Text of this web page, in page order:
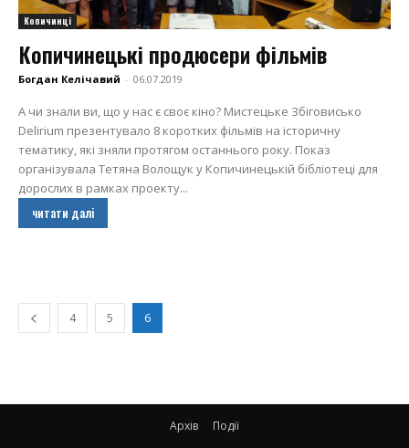
Копичинці
Копичинецькі продюсери фільмів
Богдан Келічавий - 06.07.2019
А чи знали ви, що у нас є своє кіно? Мистецьке Збіговисько
Delirium презентувало 8 коротких фільмів на історичну
тематику, які зняли протягом останнього року. Показ
організувала Тетяна Волощук у Копичинецькій бібліотеці для
дорослих в рамках проекту...
читати далі
4 5 6
Архів Події